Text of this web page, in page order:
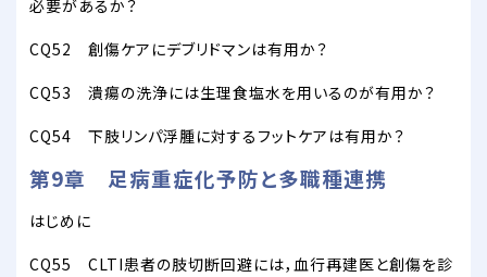
必要があるか？
CQ52 創傷ケアにデブリドマンは有用か？
CQ53 潰瘍の洗浄には生理食塩水を用いるのが有用か？
CQ54 下肢リンパ浮腫に対するフットケアは有用か？
第9章 足病重症化予防と多職種連携
はじめに
CQ55 CLTI患者の肢切断回避には，血行再建医と創傷を診